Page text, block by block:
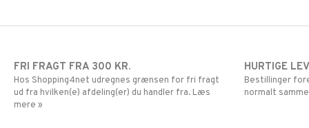
FRI FRAGT FRA 300 KR.
Hos Shopping4net udregnes grænsen for fri fragt
ud fra hvilken(e) afdeling(er) du handler fra. Læs
mere »
HURTIGE
Bestillinger
normalt